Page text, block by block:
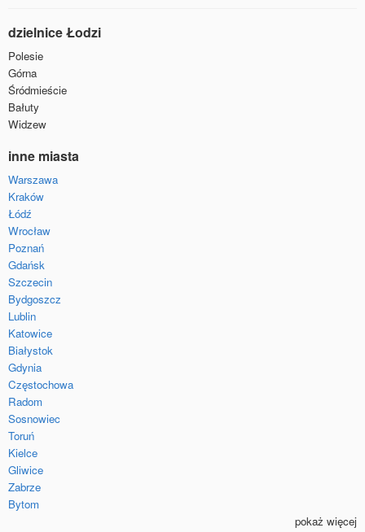
dzielnice Łodzi
Polesie
Górna
Śródmieście
Bałuty
Widzew
inne miasta
Warszawa
Kraków
Łódź
Wrocław
Poznań
Gdańsk
Szczecin
Bydgoszcz
Lublin
Katowice
Białystok
Gdynia
Częstochowa
Radom
Sosnowiec
Toruń
Kielce
Gliwice
Zabrze
Bytom
pokaż więcej